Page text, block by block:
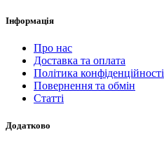
Інформація
Про нас
Доставка та оплата
Політика конфіденційності
Повернення та обмін
Статті
Додатково